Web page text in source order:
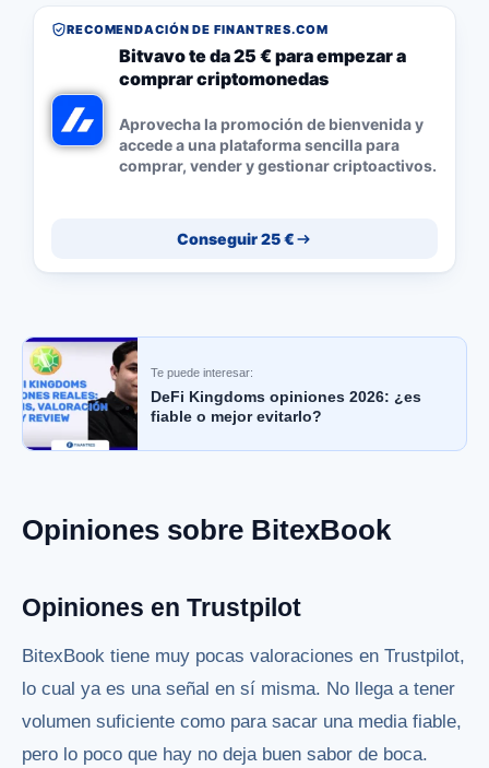
RECOMENDACIÓN DE FINANTRES.COM
Bitvavo te da 25 € para empezar a
comprar criptomonedas
Aprovecha la promoción de bienvenida y
accede a una plataforma sencilla para
comprar, vender y gestionar criptoactivos.
Conseguir 25 €
Te puede interesar:
DeFi Kingdoms opiniones 2026: ¿es
fiable o mejor evitarlo?
Opiniones sobre BitexBook
Opiniones en Trustpilot
BitexBook tiene muy pocas valoraciones en Trustpilot,
lo cual ya es una señal en sí misma. No llega a tener
volumen suficiente como para sacar una media fiable,
pero lo poco que hay no deja buen sabor de boca.